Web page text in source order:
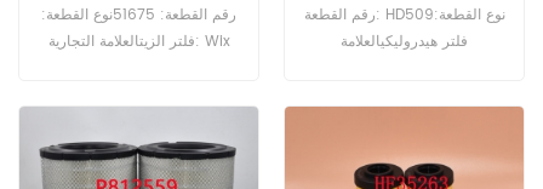
رقم القطعة: 51675نوع القطعة:
فلتر الزيتالعلامة التجارية: Wix
للاستخدام مع ميتسوبيشي كانتر
7C15D، كانتر 7C18، كانتر
رقم القطعة: HD509نوع القطعة:
فلتر هيدروليكيالعلامة